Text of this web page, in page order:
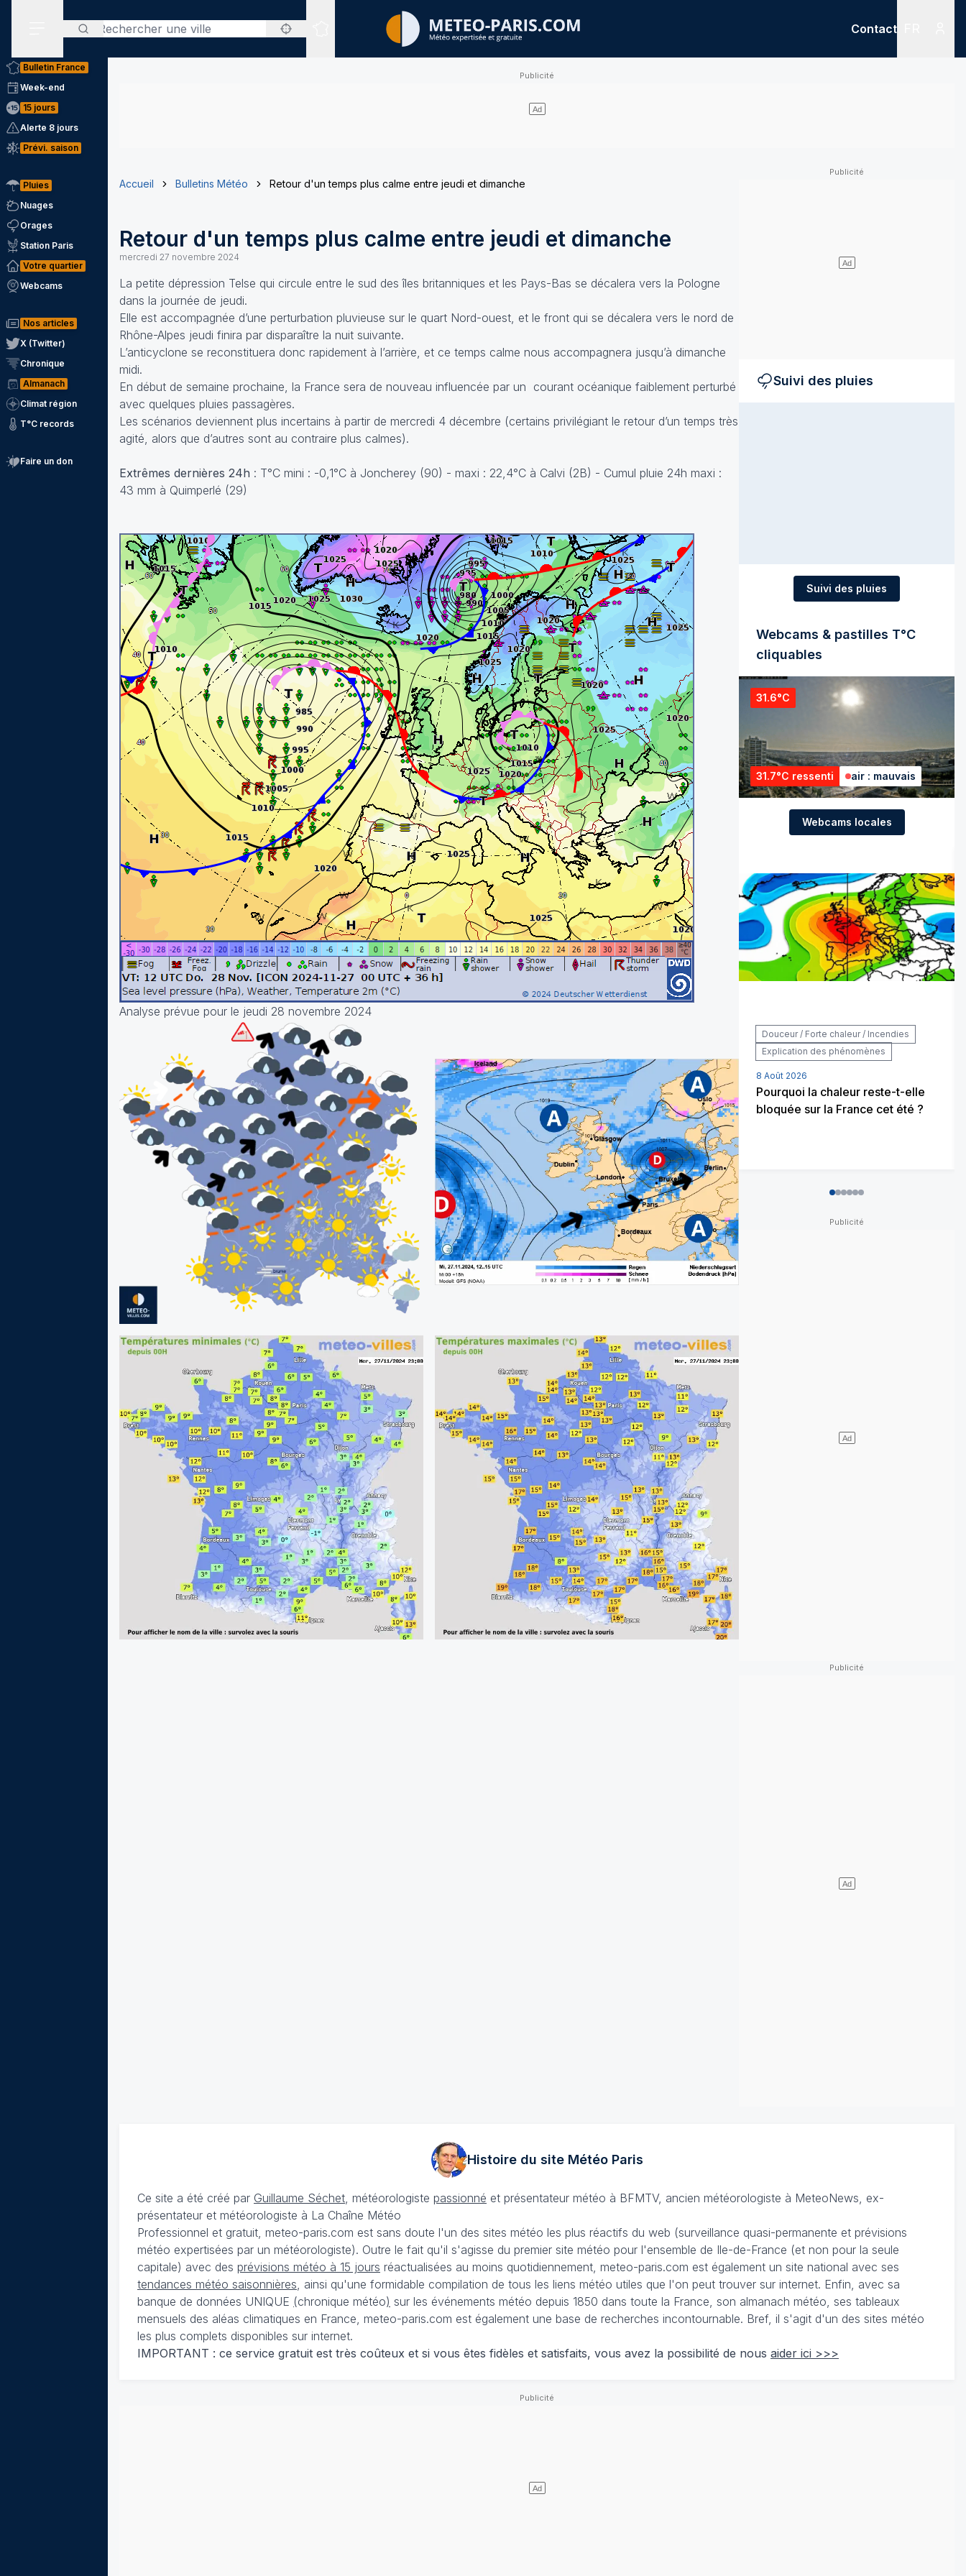
Rechercher
Sites expertisés
Contact
Bulletin France
Week-end
15 jours
Alerte 8 jours
Prévi. saison
Pluies
Nuages
Orages
Station Paris
Votre quartier
Webcams
Nos articles
X (Twitter)
Chronique
Almanach
Climat région
T°C records
Faire un don
Accueil Bulletins Météo Retour d'un temps plus calme entre jeudi et dimanche
Retour d'un temps plus calme entre jeudi et dimanche
mercredi 27 novembre 2024
La petite dépression Telse qui circule entre le sud des îles britanniques et les Pays-Bas se décalera vers la Pologne
dans la journée de jeudi.
Elle est accompagnée d’une perturbation pluvieuse sur le quart Nord-ouest, et le front qui se décalera vers le nord de
Rhône-Alpes jeudi finira par disparaître la nuit suivante.
L’anticyclone se reconstituera donc rapidement à l’arrière, et ce temps calme nous accompagnera jusqu’à dimanche
midi.
En début de semaine prochaine, la France sera de nouveau influencée par un courant océanique faiblement perturbé
avec quelques pluies passagères.
Les scénarios deviennent plus incertains à partir de mercredi 4 décembre (certains privilégiant le retour d’un temps très
agité, alors que d’autres sont au contraire plus calmes).
Extrêmes dernières 24h : T°C mini : -0,1°C à Joncherey (90) - maxi : 22,4°C à Calvi (2B) - Cumul pluie 24h maxi :
43 mm à Quimperlé (29)
Analyse prévue pour le jeudi 28 novembre 2024
Suivi des pluies
Suivi des pluies
Webcams & pastilles T°C
cliquables
31.6°C
31.7°C ressenti air : mauvais
Webcams locales
Douceur / Forte chaleur / Incendies
Explication des phénomènes
8 Août 2026
Pourquoi la chaleur reste-t-elle
bloquée sur la France cet été ?
012345
Histoire du site MétéoParis
Ce site a été créé par Guillaume Séchet , météorologiste passionné et présentateur météo à BFMTV, ancien météorologiste à MeteoNews, ex-
présentateur et météorologiste à La Chaîne Météo
Professionnel et gratuit, meteo-paris.com est sans doute l'un des sites météo les plus réactifs du web (surveillance quasi-permanente et prévisions
météo expertisées par un météorologiste). Outre le fait qu'il s'agisse du premier site météo pour l'ensemble de Ile-de-France (et non pour la seule
capitale) avec des prévisions météo à 15 jours réactualisées au moins quotidiennement, meteo-paris.com est également un site national avec ses
tendances météo saisonnières , ainsi qu'une formidable compilation de tous les liens météo utiles que l'on peut trouver sur internet. Enfin, avec sa
banque de données UNIQUE (chronique météo) sur les événements météo depuis 1850 dans toute la France, son almanach météo, ses tableaux
mensuels des aléas climatiques en France, meteo-paris.com est également une base de recherches incontournable. Bref, il s'agit d'un des sites météo
les plus complets disponibles sur internet.
IMPORTANT : ce service gratuit est très coûteux et si vous êtes fidèles et satisfaits, vous avez la possibilité de nous aider ici >>>